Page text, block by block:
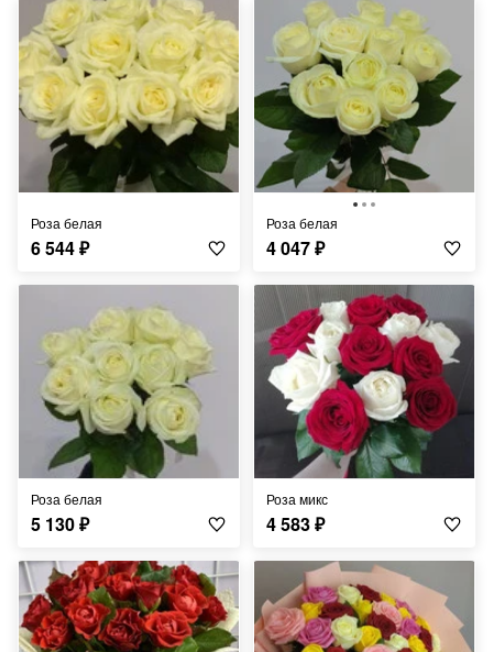
Роза белая
6 544₽
Роза белая
4 047₽
Роза белая
5 130₽
Роза микс
4 583₽